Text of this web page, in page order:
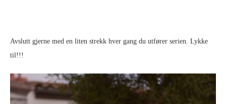
Avslutt gjerne med en liten strekk hver gang du utfører serien. Lykke
til!!!